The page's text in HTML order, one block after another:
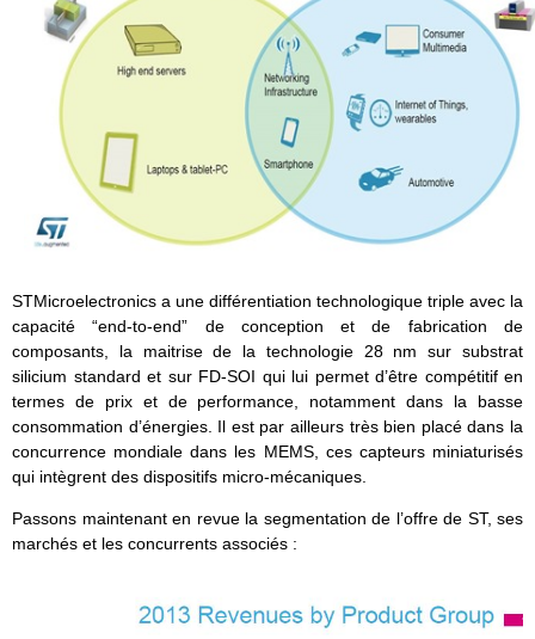
STMicroelectronics a une différentiation technologique triple avec la
capacité “end-to-end” de conception et de fabrication de
composants, la maitrise de la technologie 28 nm sur substrat
silicium standard et sur FD-SOI qui lui permet d’être compétitif en
termes de prix et de performance, notamment dans la basse
consommation d’énergies. Il est par ailleurs très bien placé dans la
concurrence mondiale dans les MEMS, ces capteurs miniaturisés
qui intègrent des dispositifs micro-mécaniques.
Passons maintenant en revue la segmentation de l’offre de ST, ses
marchés et les concurrents associés :